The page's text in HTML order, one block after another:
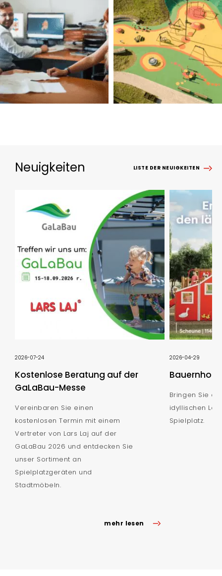
Neuigkeiten LISTE DER NEUIGKEITEN
2026-07-24
Kostenlose Beratung auf der
GaLaBau-Messe
Vereinbaren Sie einen
kostenlosen Termin mit einem
Vertreter von Lars Laj auf der
GaLaBau 2026 und entdecken Sie
unser Sortiment an
Spielplatzgeräten und
Stadtmöbeln.
mehr lesen
2026-04-29
Bauernhof
Bringen Sie
idyllischen
Spielplatz.